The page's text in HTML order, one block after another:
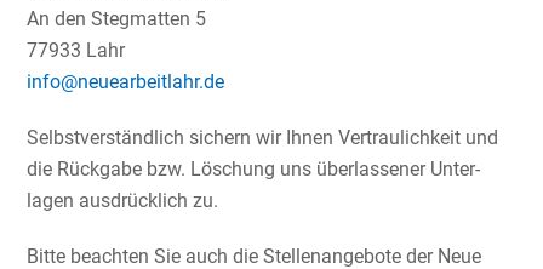
An den Stegmatten 5
77933 Lahr
info@neuearbeitlahr.de
Selbst­ver­ständ­lich sichern wir Ihnen Vertrau­lich­keit und
die Rückgabe bzw. Löschung uns überlas­sener Unter­
lagen ausdrück­lich zu.
Bitte beachten Sie auch die Stellen­an­ge­bote der Neue